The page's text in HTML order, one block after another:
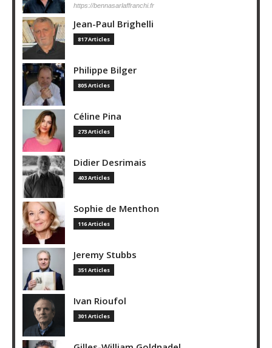
https://bennasarlaffranchi.fr
Jean-Paul Brighelli
817 Articles
Philippe Bilger
805 Articles
Céline Pina
273 Articles
Didier Desrimais
403 Articles
Sophie de Menthon
116 Articles
Jeremy Stubbs
351 Articles
Ivan Rioufol
301 Articles